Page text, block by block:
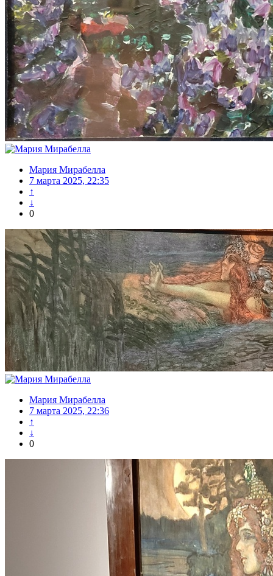
Мария Мирабелла
7 марта 2025, 22:35
↑
↓
0
Мария Мирабелла
7 марта 2025, 22:36
↑
↓
0